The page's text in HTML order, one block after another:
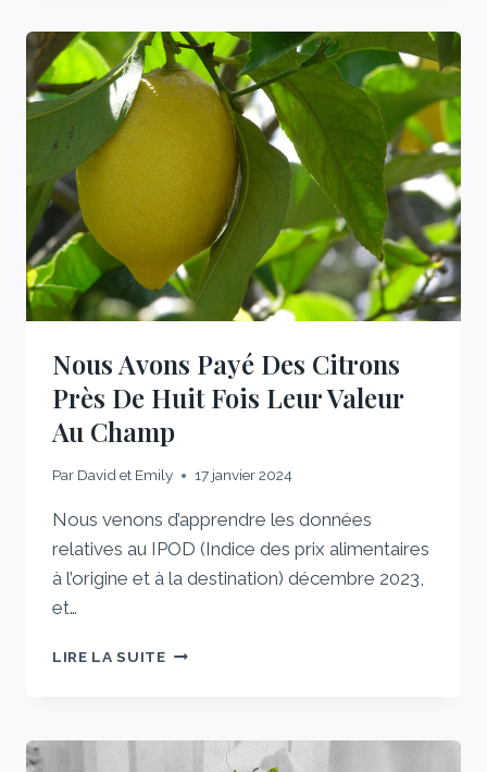
TOUT
CE
QUE
VOUS
SAVOIR
Nous Avons Payé Des Citrons
Près De Huit Fois Leur Valeur
Au Champ
Par David et Emily 17 janvier 2024
Nous venons d’apprendre les données
relatives au IPOD (Indice des prix alimentaires
à l’origine et à la destination) décembre 2023,
et…
LIRE LA SUITENOUS
CITRONS